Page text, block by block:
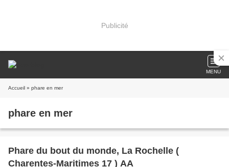
Publicité
MENU
Accueil » phare en mer
phare en mer
Phare du bout du monde, La Rochelle (
Charentes-Maritimes 17 ) AA